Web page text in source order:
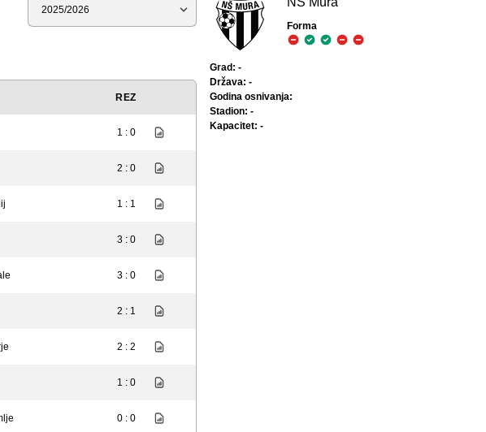
REZ
1 : 0
2 : 0
1 : 1
3 : 0
3 : 0
2 : 1
2 : 2
1 : 0
0 : 0
Forma
Grad: -
Država: -
Godina osnivanja:
Stadion: -
Kapacitet: -